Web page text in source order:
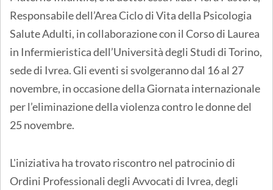
Responsabile dell’Area Ciclo di Vita della Psicologia
Salute Adulti, in collaborazione con il Corso di Laurea
in Infermieristica dell’Università degli Studi di Torino,
sede di Ivrea. Gli eventi si svolgeranno dal 16 al 27
novembre, in occasione della Giornata internazionale
per l’eliminazione della violenza contro le donne del
25 novembre.
L'iniziativa ha trovato riscontro nel patrocinio di
Ordini Professionali degli Avvocati di Ivrea, degli